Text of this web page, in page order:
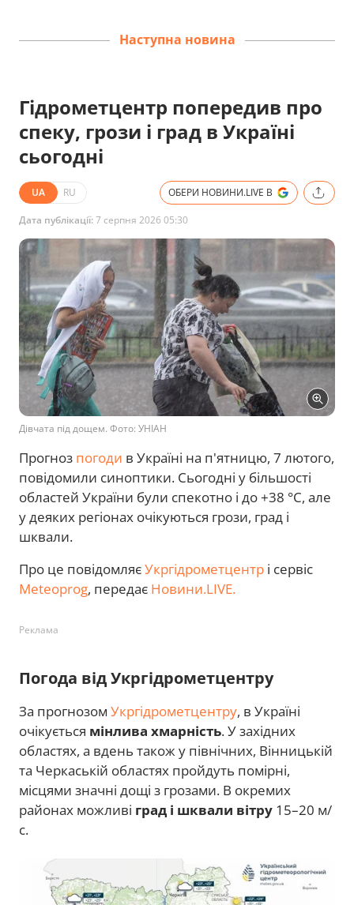
Наступна новина
Гідрометцентр попередив про
спеку, грози і град в Україні
сьогодні
UA RU ОБЕРИ НОВИНИ.LIVE В
Дата публікації:7 серпня 2026 05:30
Дівчата під дощем. Фото: УНІАН
Прогноз погоди в Україні на п'ятницю, 7 лютого,
повідомили синоптики. Сьогодні у більшості
областей України були спекотно і до +38 °С, але
у деяких регіонах очікуються грози, град і
шквали.
Про це повідомляєУкргідрометцентр і сервіс
Meteoprog, передає Новини.LIVE.
Реклама
Погода від Укргідрометцентру
За прогнозом Укргідрометцентру, в Україні
очікується мінлива хмарність. У західних
областях, а вдень також у північних, Вінницькій
та Черкаській областях пройдуть помірні,
місцями значні дощі з грозами. В окремих
районах можливі град і шквали вітру 15–20 м/
с.